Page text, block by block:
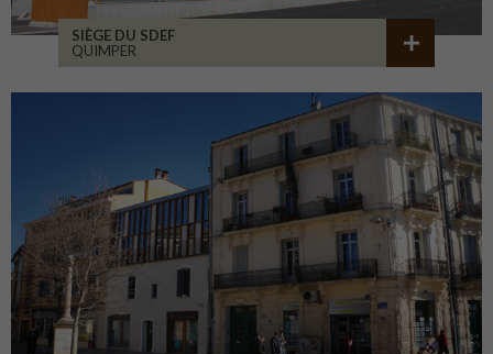
SIÈGE DU SDEF
QUIMPER